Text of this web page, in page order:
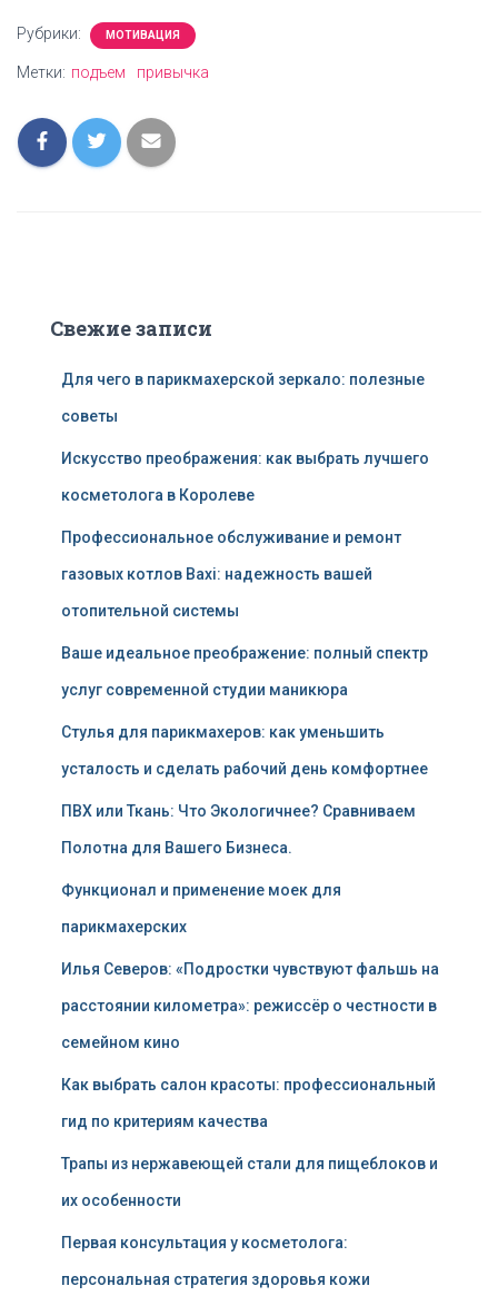
Рубрики: МОТИВАЦИЯ
Метки: подъем привычка
Свежие записи
Для чего в парикмахерской зеркало: полезные
советы
Искусство преображения: как выбрать лучшего
косметолога в Королеве
Профессиональное обслуживание и ремонт
газовых котлов Baxi: надежность вашей
отопительной системы
Ваше идеальное преображение: полный спектр
услуг современной студии маникюра
Стулья для парикмахеров: как уменьшить
усталость и сделать рабочий день комфортнее
ПВХ или Ткань: Что Экологичнее? Сравниваем
Полотна для Вашего Бизнеса.
Функционал и применение моек для
парикмахерских
Илья Северов: «Подростки чувствуют фальшь на
расстоянии километра»: режиссёр о честности в
семейном кино
Как выбрать салон красоты: профессиональный
гид по критериям качества
Трапы из нержавеющей стали для пищеблоков и
их особенности
Первая консультация у косметолога:
персональная стратегия здоровья кожи